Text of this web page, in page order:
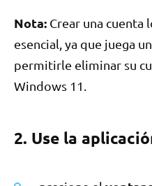
Nota: Crear una cuenta
esencial, ya que juega
permitirle eliminar su
Windows 11.
2. Use la